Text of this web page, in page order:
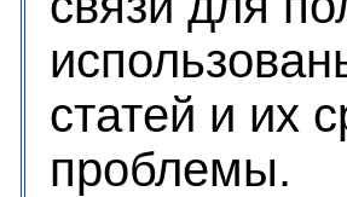
статей и их
проблемы.